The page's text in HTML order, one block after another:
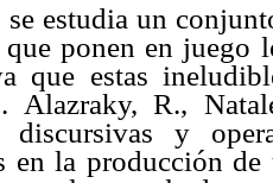
estudia un
que ponen en juego
que estas
Alazraky, R.,
discursivas y
en la producción